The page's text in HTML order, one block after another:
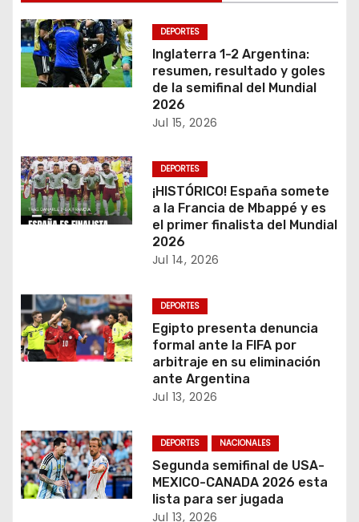
g
a
c
ó
n
d
e
n
t
d
a
DEPORTES
Inglaterra 1-2 Argentina:
resumen, resultado y goles
de la semifinal del Mundial
2026
Jul 15, 2026
DEPORTES
¡HISTÓRICO! España somete
a la Francia de Mbappé y es
el primer finalista del Mundial
2026
Jul 14, 2026
DEPORTES
Egipto presenta denuncia
formal ante la FIFA por
arbitraje en su eliminación
ante Argentina
Jul 13, 2026
DEPORTES NACIONALES
Segunda semifinal de USA-
MEXICO-CANADA 2026 esta
lista para ser jugada
Jul 13, 2026